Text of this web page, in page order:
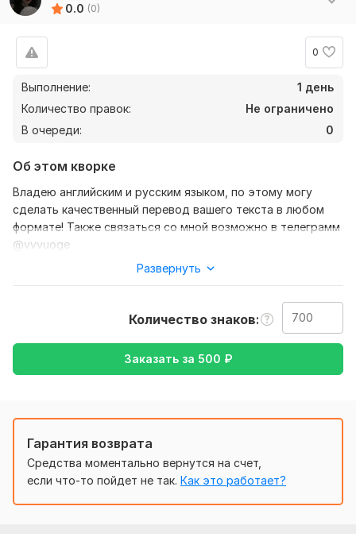
0.0 (0)
0
Выполнение:
1 день
Количество правок:
Не ограничено
В очереди:
0
Об этом кворке
Владею английским и русским языком, по этому могу
сделать качественный перевод вашего текста в любом
формате! Также связаться со мной возможно в телеграмм
@vvvuoge
также уточнение моей работы-перевод с английского на
русский , либо же с русского на английский
Тематика:
Красота и мода, Кулинария,
искусство,
с Английского на Русский
Объем услуги в кворке: 700 знаков
Развернуть
Количество знаков
Заказать за 500 ₽
Гарантия возврата
Средства моментально вернутся на счет,
если что-то пойдет не так. Как это работает?